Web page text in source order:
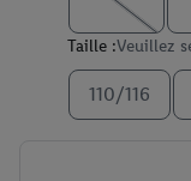
Taille :Veuillez
110/116